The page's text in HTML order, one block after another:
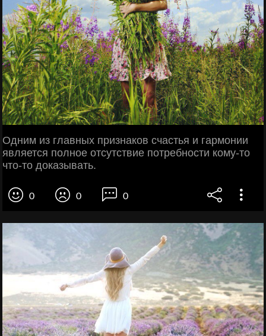
Одним из главных признаков счастья и гармонии
является полное отсутствие потребности кому-то
что-то доказывать.
0 0 0